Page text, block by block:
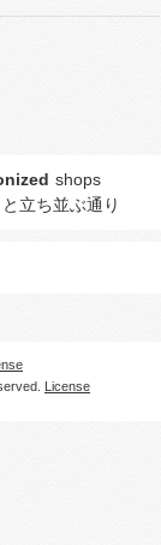
shops
立ち並ぶ通り
License